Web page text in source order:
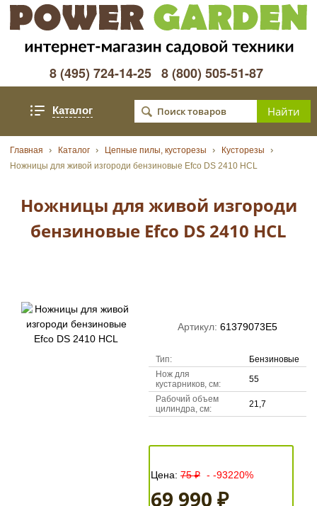
8 (495) 724-14-25 8 (800) 505-51-87
Каталог
Главная Каталог Цепные пилы, кусторезы
Кусторезы
Ножницы для живой изгороди бензиновые Efco DS 2410 HСL
Ножницы для живой изгороди
бензиновые Efco DS 2410 HСL
Артикул: 61379073E5
Тип:
Бензиновые
Нож для
кустарников, см:
55
Рабочий объем
цилиндра, см:
21,7
Цена: 75 ₽ - -93220%
69 990 ₽